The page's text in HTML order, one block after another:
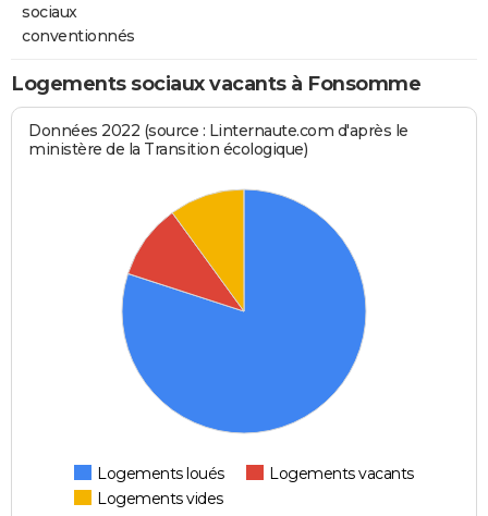
sociaux
conventionnés
Logements sociaux vacants à Fonsomme
Données 2022 (source : Linternaute.com d'après le
ministère de la Transition écologique)
Logements loués
Logements vacants
Logements vides